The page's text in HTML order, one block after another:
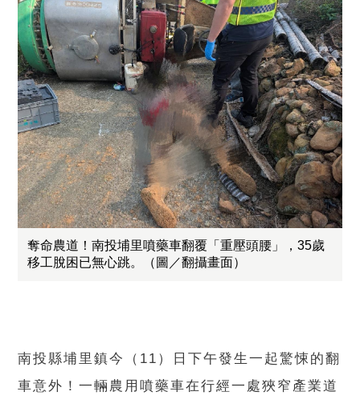
奪命農道！南投埔里噴藥車翻覆「重壓頭腰」，35歲
移工脫困已無心跳。（圖／翻攝畫面）
南投縣埔里鎮今（11）日下午發生一起驚悚的翻
車意外！一輛農用噴藥車在行經一處狹窄產業道